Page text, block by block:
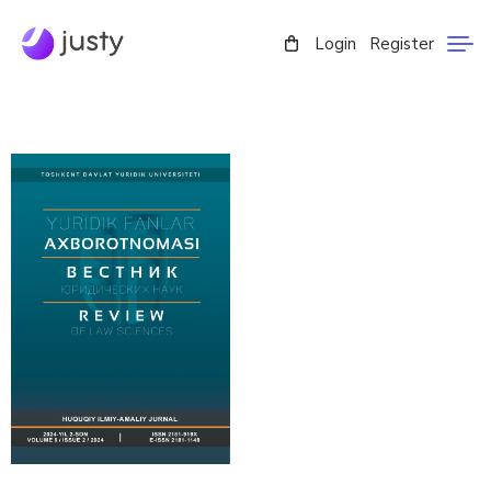
Login Register